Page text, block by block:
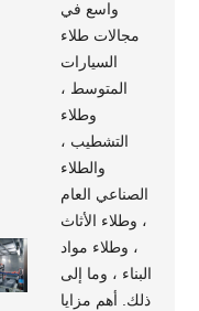
واسع في
مجالات طلاء
السيارات
المتوسط ​​،
وطلاء
التشطيب ،
والطلاء
الصناعي العام
، وطلاء الأثاث
، وطلاء مواد
البناء ، وما إلى
ذلك. أهم مزايا